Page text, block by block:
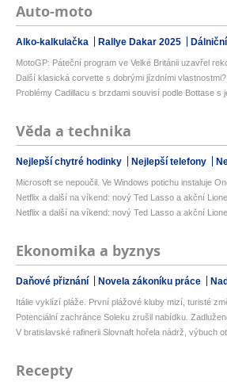
Auto-moto
Alko-kalkulačka Rallye Dakar 2025
MotoGP: Páteční program ve Velké Británii uzavřel
Další klasická corvette s dobrými jízdními vlastnostmi?
Problémy Cadillacu s brzdami souvisí podle Bottase s
Věda a technika
Nejlepší chytré hodinky Nejlepší telefony
Microsoft se nepoučil. Ve Windows potichu instaluje
Netflix a další na víkend: nový Ted Lasso a akční
Netflix a další na víkend: nový Ted Lasso a akční
Ekonomika a byznys
Daňové přiznání Novela zákoníku práce
Itálie vyklízí pláže. První plážové kluby mizí, turisté
Potenciální zachránce Soleku zrušil nabídku.
V bratislavské rafinerii Slovnaft hořela nádrž, výbuch
Recepty